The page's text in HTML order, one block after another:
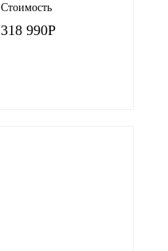
Стоимость
318 990Р